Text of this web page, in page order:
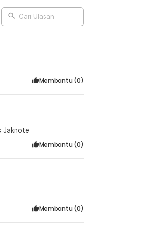
Cari Ulasan
Membantu (0)
Jaknote
Membantu (0)
Membantu (0)